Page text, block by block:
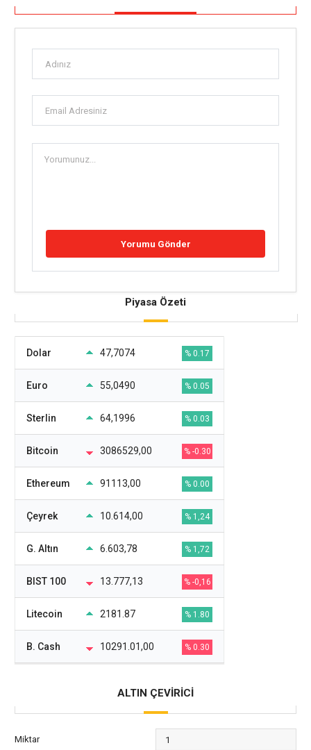
Piyasa Özeti
Dolar 47,7074 % 0.17
Euro 55,0490 % 0.05
Sterlin 64,1996 % 0.03
Bitcoin 3086529,00 % -0.30
Ethereum 91113,00 % 0.00
Çeyrek 10.614,00 % 1,24
G. Altın 6.603,78 % 1,72
BIST 100 13.777,13 % -0,16
Litecoin 2181.87 % 1.80
B. Cash 10291.01,00 % 0.30
ALTIN ÇEVİRİCİ
Miktar